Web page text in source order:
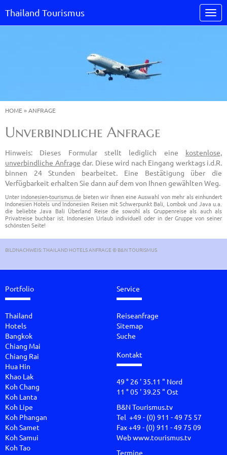
Thailand Tourismus
HOME»ANFRAGE
Unverbindliche Anfrage
Hinweis: Dieses Formular stellt lediglich eine kostenlose,
unverbindliche Anfrage dar. Diese wird nach Eingang werktags i.d.R.
binnen 24 Stunden bearbeitet. Eine Bestätigung über die
Verfügbarkeit erhalten Sie dann auf dem von Ihnen gewählten Weg.
Unter indonesien-tourismus.de bieten wir Ihnen eine Auswahl von mehr als einhundert
Indonesien Hotels und Indonesien Reisen mit Schwerpunkt Bali, Lombok und Java u.a.
die beliebte Java Bali Überland Reise die sowohl als Gruppenreise als auch als
Privatreise buchbar ist. Indonesien Urlaub individuell oder in der Gruppe von seiner
schönsten Seite!
BILDNACHWEIS: THAILAND HOTELS ANFRAGE © B&N TOURISMUS
Portfolio
Thailand
Hotels
Bangkok
Chiang Mai
Chiang Rai
Hua Hin
Khao Lak
Koh Chang
Koh Lanta
Koh Lipe
Koh Phangan
Koh Samet
Koh Samui
Koh Tao
Service
Reiseanfrage
Sitemap
Suche
Kontakt
49 ° 26 ' 35.11 " Nord
11 ° 05 ' 39.25 " Ost
B&N Tourismus.tv
Tel +49 - (0) 911 - 49 75 57
Fax +49 - (0) 911 - 49 75 09
Webwww.tourismus.tv
Termine